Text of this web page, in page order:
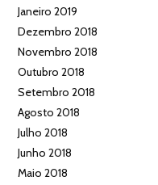
Janeiro 2019
Dezembro 2018
Novembro 2018
Outubro 2018
Setembro 2018
Agosto 2018
Julho 2018
Junho 2018
Maio 2018